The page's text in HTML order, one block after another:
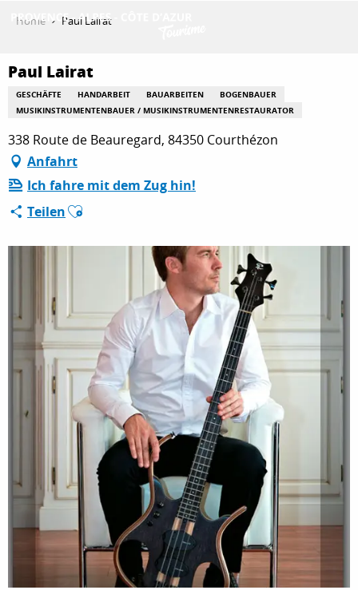
principal
ENTDECKEN
AKTIVITÄTEN
AUFENTHALT
ESPACE PRO
Home Paul Lairat
Paul Lairat
GESCHÄFTE HANDARBEIT BAUARBEITEN
BOGENBAUER
MUSIKINSTRUMENTENBAUER / MUSIKINSTRUMENTENRESTAURATOR
338 Route de Beauregard, 84350 Courthézon
Anfahrt
Ich fahre mit dem Zug hin!
TeilenAjouter aux favoris